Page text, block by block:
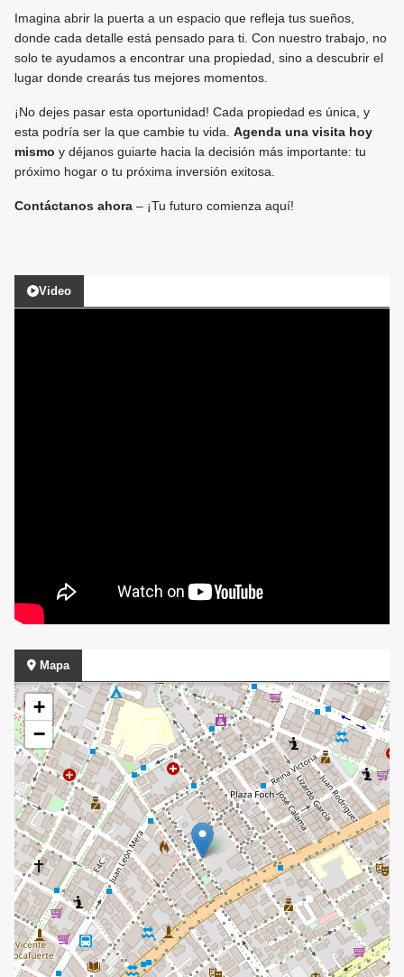
Imagina abrir la puerta a un espacio que refleja tus sueños,
donde cada detalle está pensado para ti. Con nuestro trabajo, no
solo te ayudamos a encontrar una propiedad, sino a descubrir el
lugar donde crearás tus mejores momentos.
¡No dejes pasar esta oportunidad! Cada propiedad es única, y
esta podría ser la que cambie tu vida. Agenda una visita hoy
mismo y déjanos guiarte hacia la decisión más importante: tu
próximo hogar o tu próxima inversión exitosa.
Contáctanos ahora – ¡Tu futuro comienza aquí!
Video
Mapa
+
−